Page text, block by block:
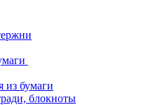
из бумаги
блокноты